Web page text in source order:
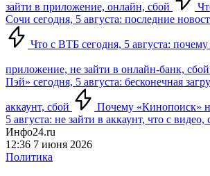
зайти в приложение, онлайн, сбой
Сочи сегодня, 5 августа: последние
Что с ВТБ сегодня, 5 августа: почему
приложение, не зайти в онлайн-банк, сбой
Пэй» сегодня, 5 августа: бесконечная
аккаунт, сбой
Почему «Кинопоиск»
5 августа: не зайти в аккаунт, что с видео,
Инфо24.ru
12:36 7 июня 2026
Политика